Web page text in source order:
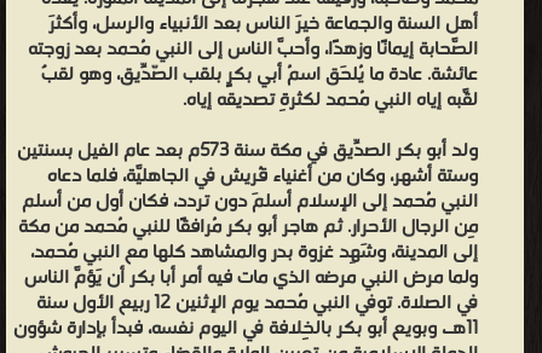
النبيُّ محمدٌ سروراً كبيراً، فعن السيدة عائشة أنها قالت: «خرج أبو بكر
يريد رسول الله صلى الله عليه وسلم، وكان له صديقاً في الجاهلية، فلقيه
فقال: «يا أبا القاسم فقدت من مجالس قومك واتهموك بالعيب لآبائها
وأمهاتها»، فقال رسول الله صلى الله عليه وسلم: «إني رسول الله أدعوك
إلى الله»، فلما فرغ كلامه أسلم أبو بكر، فانطلق عنه رسول الله صلى الله
عليه وسلم وما بين الأخشبين أحد أكثر سروراً منه بإسلام أبي بكر».
الدعوة إلى الإسلام بعد إسلام أبي بكر، بدأ يدعو إلى الإسلام مَن وثق
به من قومه ممن يغشاه ويجلس إليه، فأسلم على يديه: الزبير بن العوام،
وعثمان بن عفان، وطلحة بن عبيد الله، وسعد بن أبي وقاص، وعبد
الرحمن بن عوف، فانطلقوا إلى النبي محمد ومعهم أبو بكر، فعرض
أهل السنة والجماعة خيرَ الناس بعد الأنبياء والرسل، وأكثرَ
الصَّحابة إيمانًا وزهدًا، وأحبَّ الناس إلى النبي مُحمد بعد زوجته
عائشة. عادة ما يُلحَق اسمُ أبي بكرٍ بلقب الصّدِّيق، وهو لقبٌ
لقَّبه إياه النبي مُحمد لكثرةِ تصديقه إياه.
ولد أبو بكر الصدِّيق في مكة سنة 573م بعد عام الفيل بسنتين
وستة أشهر، وكان من أغنياء قُريش في الجاهليَّة، فلما دعاه
النبي مُحمد إلى الإسلام أسلمَ دون تردد، فكان أول من أسلم
مِن الرجال الأحرار. ثم هاجر أبو بكر مُرافقًا للنبي مُحمد من مكة
إلى المدينة، وشَهِد غزوة بدر والمشاهد كلها مع النبي مُحمد،
ولما مرض النبي مرضه الذي مات فيه أمر أبا بكر أن يَؤمَّ الناس
في الصلاة. توفي النبي مُحمد يوم الإثنين 12 ربيع الأول سنة
11هـ، وبويع أبو بكر بالخِلافة في اليوم نفسه، فبدأ بإدارة شؤون